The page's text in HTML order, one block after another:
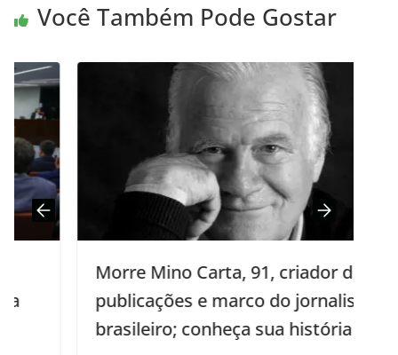
Você Também Pode Gostar
Morre Mino Carta, 91, criador de
publicações e marco do jornalismo
brasileiro; conheça sua história